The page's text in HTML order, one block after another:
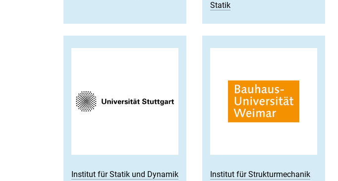
Statik
Institut für Statik und Dynamik
Institut für Strukturmechanik